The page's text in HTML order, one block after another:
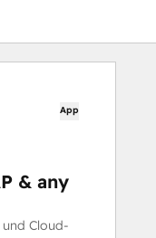
App
& any
Cloud-